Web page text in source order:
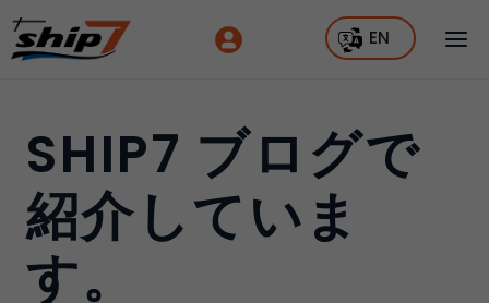
EN
SHIP7 ブログで
紹介していま
す。